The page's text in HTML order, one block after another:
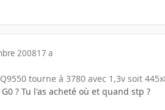
200817 a
tourne à 3780 avec 1,3v soit
? Tu l'as acheté où et quand stp ?